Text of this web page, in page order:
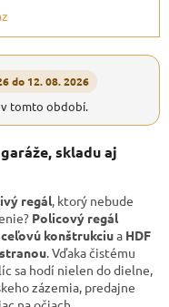
do 12. 08. 2026
v tomto období.
skladu aj
regál , ktorý nebude
Policový regál
konštrukciua HDF
. Vďaka čistému
sa hodí nielen do dielne,
zázemia, predajne